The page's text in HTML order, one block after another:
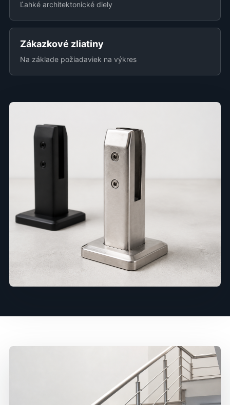
Ľahké architektonické diely
Zákazkové zliatiny
Na základe požiadaviek na výkres